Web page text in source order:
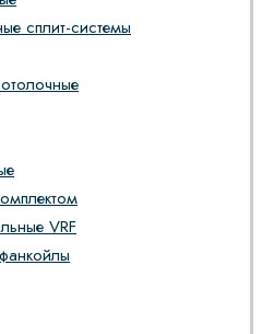
сплит-системы
VRF